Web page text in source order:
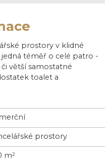
prostory v klidné
jedná téměř o celé patro -
větší samostatné
toalet a
prostory
m2